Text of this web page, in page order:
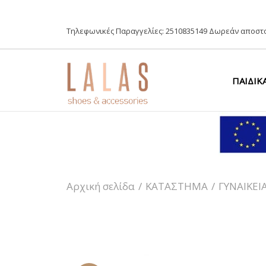
Τηλεφωνικές Παραγγελίες: 2510835149 Δωρεάν
Αρχική σελίδα / ΚΑΤΑΣΤΗΜΑ /